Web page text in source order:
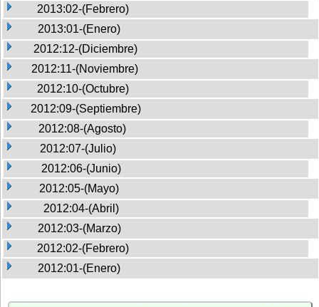
2013:02-(Febrero)
2013:01-(Enero)
2012:12-(Diciembre)
2012:11-(Noviembre)
2012:10-(Octubre)
2012:09-(Septiembre)
2012:08-(Agosto)
2012:07-(Julio)
2012:06-(Junio)
2012:05-(Mayo)
2012:04-(Abril)
2012:03-(Marzo)
2012:02-(Febrero)
2012:01-(Enero)